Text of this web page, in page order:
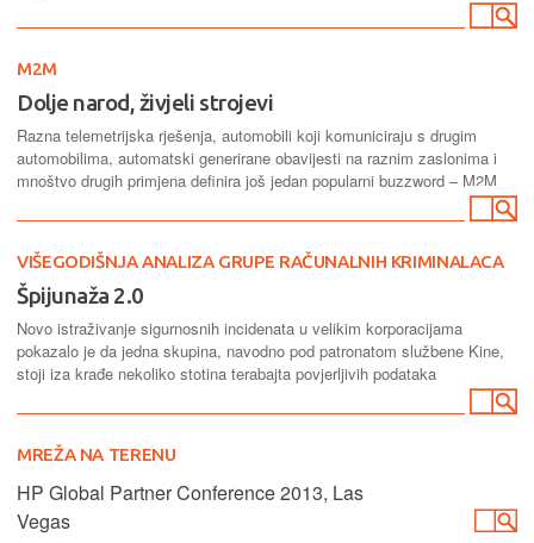
M2M
Dolje narod, živjeli strojevi
Razna telemetrijska rješenja, automobili koji komuniciraju s drugim
automobilima, automatski generirane obavijesti na raznim zaslonima i
mnoštvo drugih primjena definira još jedan popularni buzzword – M2M
VIŠEGODIŠNJA ANALIZA GRUPE RAČUNALNIH KRIMINALACA
Špijunaža 2.0
Novo istraživanje sigurnosnih incidenata u velikim korporacijama
pokazalo je da jedna skupina, navodno pod patronatom službene Kine,
stoji iza krađe nekoliko stotina terabajta povjerljivih podataka
MREŽA NA TERENU
HP Global Partner Conference 2013, Las
Vegas